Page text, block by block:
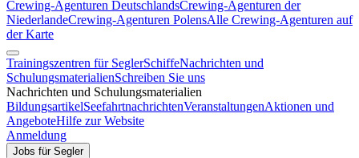
Crewing-Agenturen DeutschlandsCrewing-Agenturen der
NiederlandeCrewing-Agenturen PolensAlle Crewing-Agenturen auf
der Karte
Trainingszentren für SeglerSchiffeNachrichten und
SchulungsmaterialienSchreiben Sie uns
Nachrichten und Schulungsmaterialien
BildungsartikelSeefahrtnachrichtenVeranstaltungenAktionen und
AngeboteHilfe zur Website
Anmeldung
Jobs für Segler